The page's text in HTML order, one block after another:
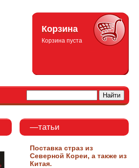
Корзина
Корзина пуста
—татьи
Поставка страз из
Северной Кореи, а также из
Китая.